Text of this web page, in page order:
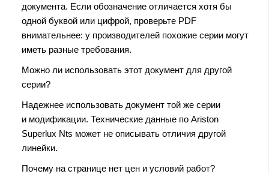
документа. Если обозначение отличается хотя бы
одной буквой или цифрой, проверьте PDF
внимательнее: у производителей похожие серии могут
иметь разные требования.
Можно ли использовать этот документ для другой
серии?
Надежнее использовать документ той же серии
и модификации. Технические данные по Ariston
Superlux Nts может не описывать отличия другой
линейки.
Почему на странице нет цен и условий работ?